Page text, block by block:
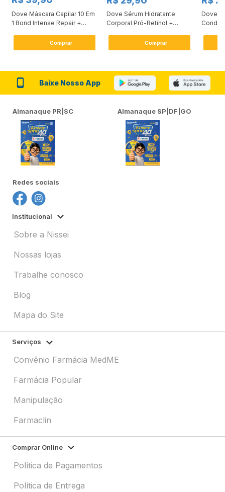
Dove Máscara Capilar 10 Em
1 Bond Intense Repair +
Comprar
Dove Sérum Hidratante
Corporal Pró-Retinol +
Comprar
Dove
Baixe Nosso App
Almanaque PR|SC Almanaque SP|DF|GO
Redes sociais
Institucional
Sobre a Nissei
Nossas lojas
Trabalhe conosco
Blog
Mapa do Site
Serviços
Convênio Farmácia MedME
Farmácia Popular
Manipulação
Farmaclin
Comprar Online
Política de Pagamentos
Política de Entrega